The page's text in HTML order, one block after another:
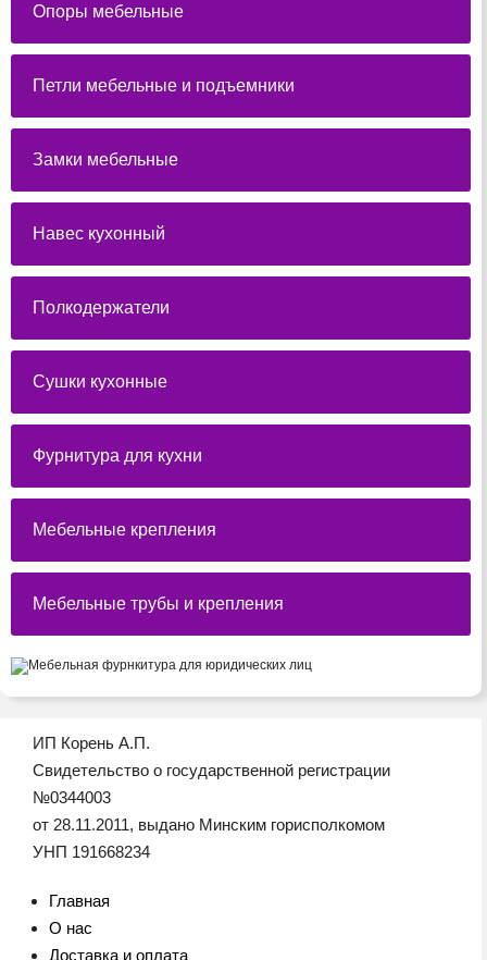
Опоры мебельные
Петли мебельные и подъемники
Замки мебельные
Навес кухонный
Полкодержатели
Сушки кухонные
Фурнитура для кухни
Мебельные крепления
Мебельные трубы и крепления
ИП Корень А.П.
Свидетельство о государственной регистрации
№0344003
от 28.11.2011, выдано Минским горисполкомом
УНП 191668234
Главная
О нас
Доставка и оплата